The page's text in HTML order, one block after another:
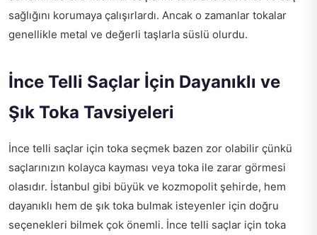
sağlığını korumaya çalışırlardı. Ancak o zamanlar tokalar
genellikle metal ve değerli taşlarla süslü olurdu.
İnce Telli Saçlar İçin Dayanıklı ve
Şık Toka Tavsiyeleri
İnce telli saçlar için toka seçmek bazen zor olabilir çünkü
saçlarınızın kolayca kayması veya toka ile zarar görmesi
olasıdır. İstanbul gibi büyük ve kozmopolit şehirde, hem
dayanıklı hem de şık toka bulmak isteyenler için doğru
seçenekleri bilmek çok önemli. İnce telli saçlar için toka